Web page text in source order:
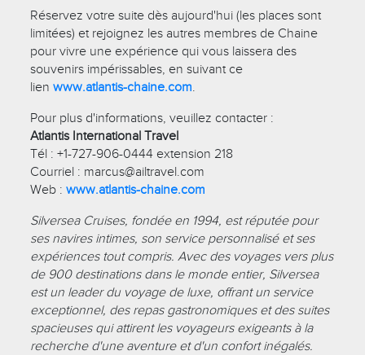
Réservez votre suite dès aujourd'hui (les places sont
limitées) et rejoignez les autres membres de Chaine
pour vivre une expérience qui vous laissera des
souvenirs impérissables, en suivant ce
lienwww.atlantis-chaine.com.
Pour plus d'informations, veuillez contacter :
Atlantis International Travel
Tél : +1-727-906-0444 extension 218
Courriel : marcus@ailtravel.com
Web :www.atlantis-chaine.com
Silversea Cruises, fondée en 1994, est réputée pour
ses navires intimes, son service personnalisé et ses
expériences tout compris. Avec des voyages vers plus
de 900 destinations dans le monde entier, Silversea
est un leader du voyage de luxe, offrant un service
exceptionnel, des repas gastronomiques et des suites
spacieuses qui attirent les voyageurs exigeants à la
recherche d'une aventure et d'un confort inégalés.